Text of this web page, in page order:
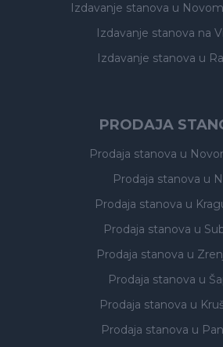
Izdavanje stanova u
Izdavanje stanova na
Izdavanje stanova u
PRODAJA
Prodaja stanova u
Prodaja stanova u
Prodaja stanova u
Prodaja stanova u
Prodaja stanova u
Prodaja stanova u
Prodaja stanova u
Prodaja stanova u